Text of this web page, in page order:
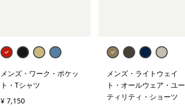
メンズ・ワーク・ポケッ
ト・Tシャツ
¥ 7,150
メンズ・ライトウェイ
ト・オールウェア・ユー
ティリティ・ショーツ